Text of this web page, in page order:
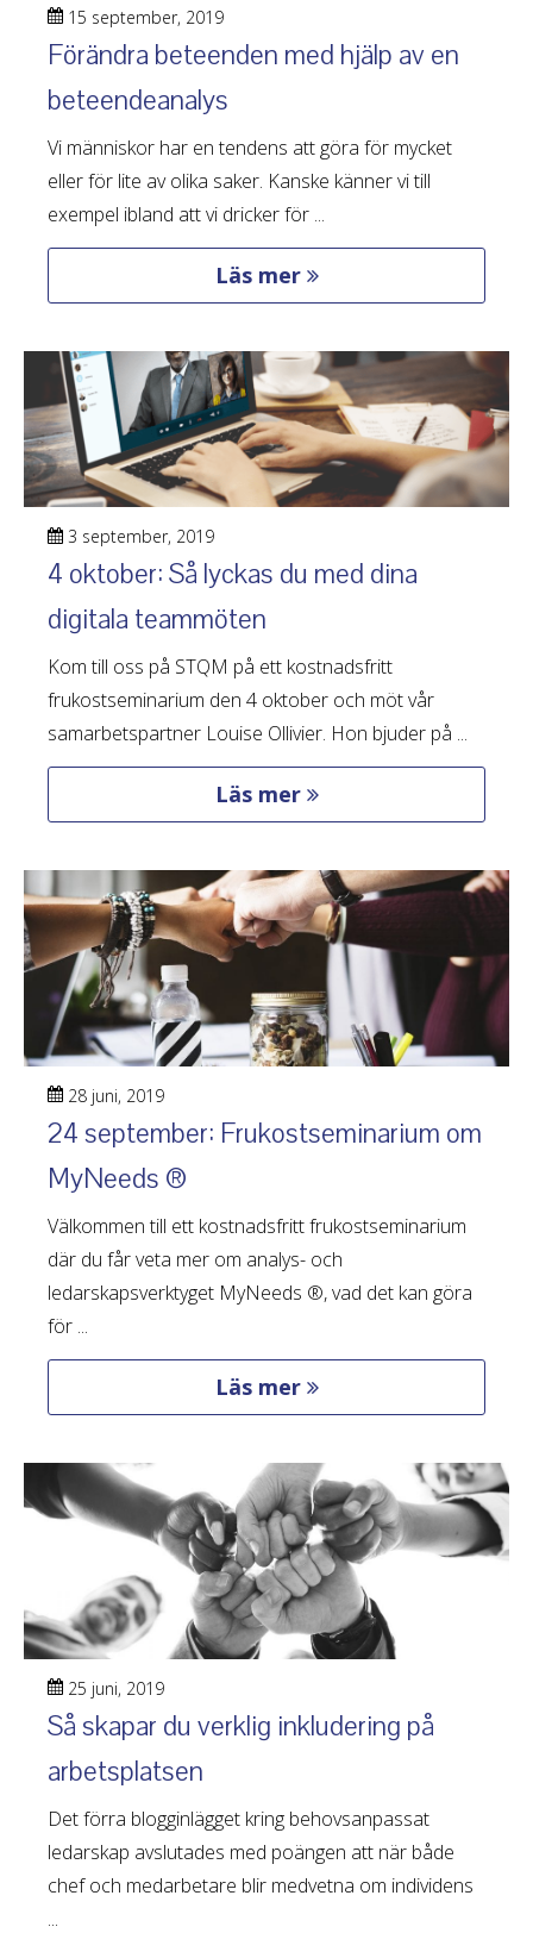
15 september, 2019
Förändra beteenden med hjälp av en
beteendeanalys
Vi människor har en tendens att göra för mycket
eller för lite av olika saker. Kanske känner vi till
exempel ibland att vi dricker för ...
Läs mer
3 september, 2019
4 oktober: Så lyckas du med dina
digitala teammöten
Kom till oss på STQM på ett kostnadsfritt
frukostseminarium den 4 oktober och möt vår
samarbetspartner Louise Ollivier. Hon bjuder på ...
Läs mer
28 juni, 2019
24 september: Frukostseminarium om
MyNeeds ®
Välkommen till ett kostnadsfritt frukostseminarium
där du får veta mer om analys- och
ledarskapsverktyget MyNeeds ®, vad det kan göra
för ...
Läs mer
25 juni, 2019
Så skapar du verklig inkludering på
arbetsplatsen
Det förra blogginlägget kring behovsanpassat
ledarskap avslutades med poängen att när både
chef och medarbetare blir medvetna om individens
...